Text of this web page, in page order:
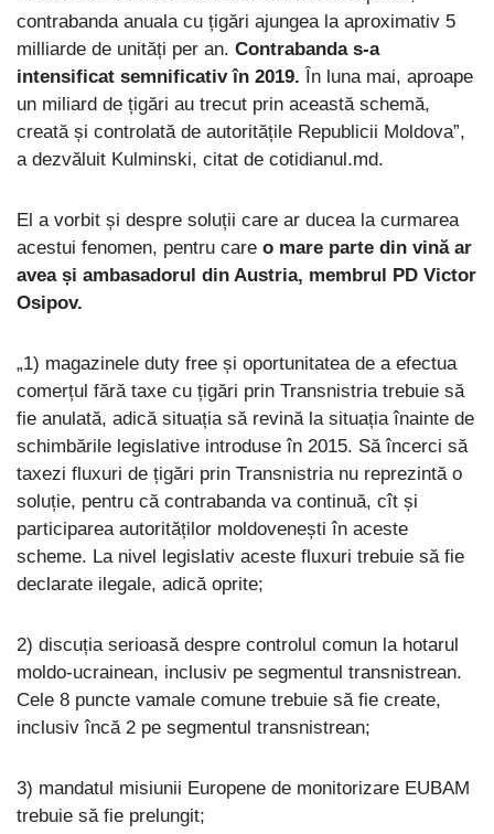
contrabanda anuala cu țigări ajungea la aproximativ 5
milliarde de unități per an. Contrabanda s-a
intensificat semnificativ în 2019. În luna mai, aproape
un miliard de țigări au trecut prin această schemă,
creată și controlată de autoritățile Republicii Moldova”,
a dezvăluit Kulminski, citat de cotidianul.md.
El a vorbit și despre soluții care ar ducea la curmarea
acestui fenomen, pentru care o mare parte din vină ar
avea și ambasadorul din Austria, membrul PD Victor
Osipov.
„1) magazinele duty free și oportunitatea de a efectua
comerțul fără taxe cu țigări prin Transnistria trebuie să
fie anulată, adică situația să revină la situația înainte de
schimbările legislative introduse în 2015. Să încerci să
taxezi fluxuri de țigări prin Transnistria nu reprezintă o
soluție, pentru că contrabanda va continuă, cît și
participarea autorităților moldovenești în aceste
scheme. La nivel legislativ aceste fluxuri trebuie să fie
declarate ilegale, adică oprite;
2) discuția serioasă despre controlul comun la hotarul
moldo-ucrainean, inclusiv pe segmentul transnistrean.
Cele 8 puncte vamale comune trebuie să fie create,
inclusiv încă 2 pe segmentul transnistrean;
3) mandatul misiunii Europene de monitorizare EUBAM
trebuie să fie prelungit;